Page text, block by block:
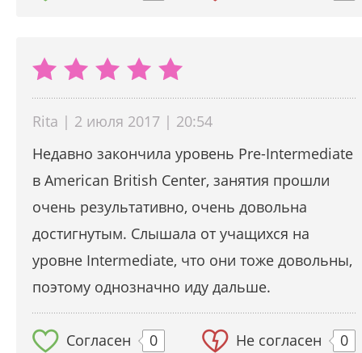
Rita | 2 июля 2017 | 20:54
Недавно закончила уровень Pre-Intermediate
в American British Center, занятия прошли
очень результативно, очень довольна
достигнутым. Слышала от учащихся на
уровне Intermediate, что они тоже довольны,
поэтому однозначно иду дальше.
Согласен 0 Не согласен 0